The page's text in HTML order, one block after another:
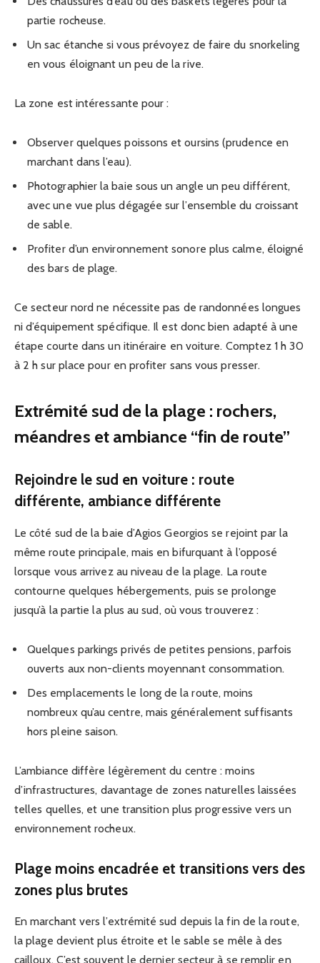
partie rocheuse.
Un sac étanche si vous prévoyez de faire du snorkeling
en vous éloignant un peu de la rive.
La zone est intéressante pour :
Observer quelques poissons et oursins (prudence en
marchant dans l’eau).
Photographier la baie sous un angle un peu différent,
avec une vue plus dégagée sur l’ensemble du croissant
de sable.
Profiter d’un environnement sonore plus calme, éloigné
des bars de plage.
Ce secteur nord ne nécessite pas de randonnées longues
ni d’équipement spécifique. Il est donc bien adapté à une
étape courte dans un itinéraire en voiture. Comptez 1 h 30
à 2 h sur place pour en profiter sans vous presser.
Extrémité sud de la plage : rochers,
méandres et ambiance “fin de route”
Rejoindre le sud en voiture : route
différente, ambiance différente
Le côté sud de la baie d’Agios Georgios se rejoint par la
même route principale, mais en bifurquant à l’opposé
lorsque vous arrivez au niveau de la plage. La route
contourne quelques hébergements, puis se prolonge
jusqu’à la partie la plus au sud, où vous trouverez :
Quelques parkings privés de petites pensions, parfois
ouverts aux non-clients moyennant consommation.
Des emplacements le long de la route, moins
nombreux qu’au centre, mais généralement suffisants
hors pleine saison.
L’ambiance diffère légèrement du centre : moins
d’infrastructures, davantage de zones naturelles laissées
telles quelles, et une transition plus progressive vers un
environnement rocheux.
Plage moins encadrée et transitions vers des
zones plus brutes
En marchant vers l’extrémité sud depuis la fin de la route,
la plage devient plus étroite et le sable se mêle à des
cailloux. C’est souvent le dernier secteur à se remplir en